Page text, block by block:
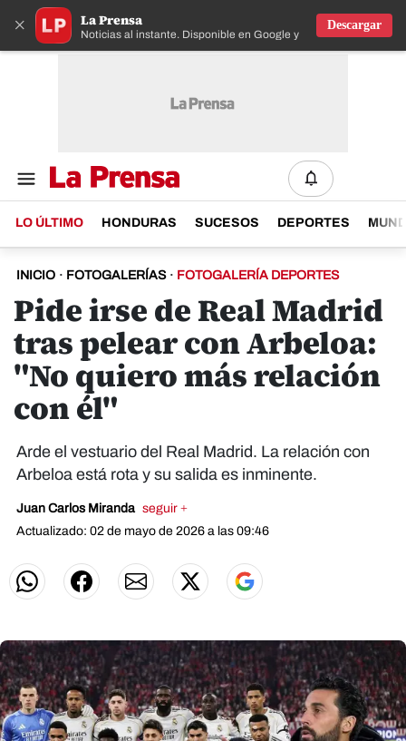
× La Prensa
Noticias al instante. Disponible en Google y IOS
Descargar
LO ÚLTIMO HONDURAS SUCESOS DEPORTES
INICIO · FOTOGALERÍAS · FOTOGALERÍA DEPORTES
Pide irse de Real Madrid
tras pelear con Arbeloa:
"No quiero más relación
con él"
Arde el vestuario del Real Madrid. La relación con
Arbeloa está rota y su salida es inminente.
Juan Carlos Miranda seguir +
Actualizado: 02 de mayo de 2026 a las 09:46